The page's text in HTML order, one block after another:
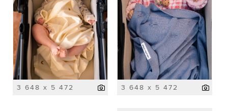
3 648 x 5 472 3 648 x 5 472